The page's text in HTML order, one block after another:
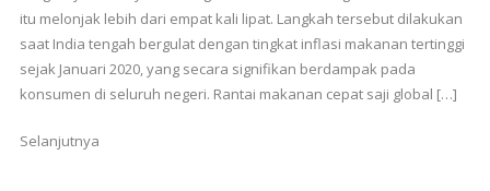
itu melonjak lebih dari empat kali lipat. Langkah tersebut dilakukan
saat India tengah bergulat dengan tingkat inflasi makanan tertinggi
sejak Januari 2020, yang secara signifikan berdampak pada
konsumen di seluruh negeri. Rantai makanan cepat saji global […]
Selanjutnya